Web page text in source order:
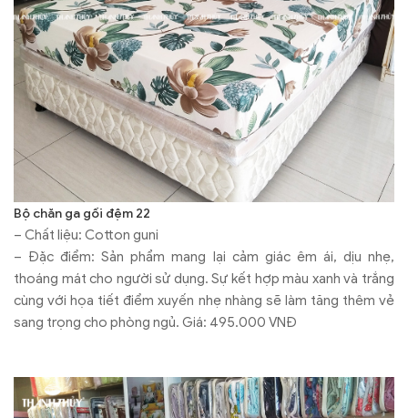
Bộ chăn ga gối đệm 22
– Chất liệu: Cotton guni
– Đặc điểm: Sản phẩm mang lại cảm giác êm ái, dịu nhẹ,
thoáng mát cho người sử dụng. Sự kết hợp màu xanh và trắng
cùng với họa tiết điểm xuyến nhẹ nhàng sẽ làm tăng thêm vẻ
sang trọng cho phòng ngủ. Giá: 495.000 VNĐ